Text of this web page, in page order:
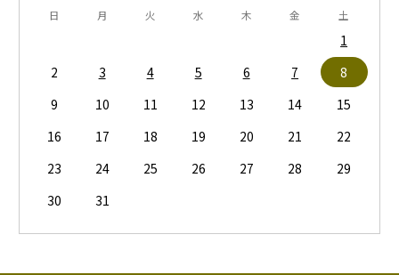
日 月 火 水 木 金 土
1
2
3 4 5 6 7
8
9
10 11 12 13 14
15
16
17 18 19 20 21
22
23
24 25 26 27 28
29
30
31